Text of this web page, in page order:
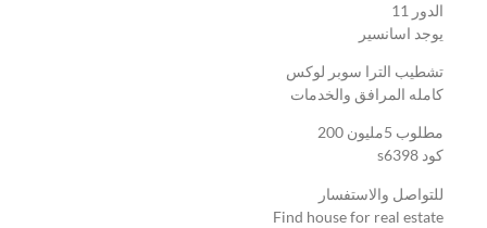
الدور 11
يوجد اسانسير
تشطيب الترا سوبر لوكس
كامله المرافق والخدمات
مطلوب 5مليون 200
كود s6398
للتواصل والاستفسار
Find house for real estate